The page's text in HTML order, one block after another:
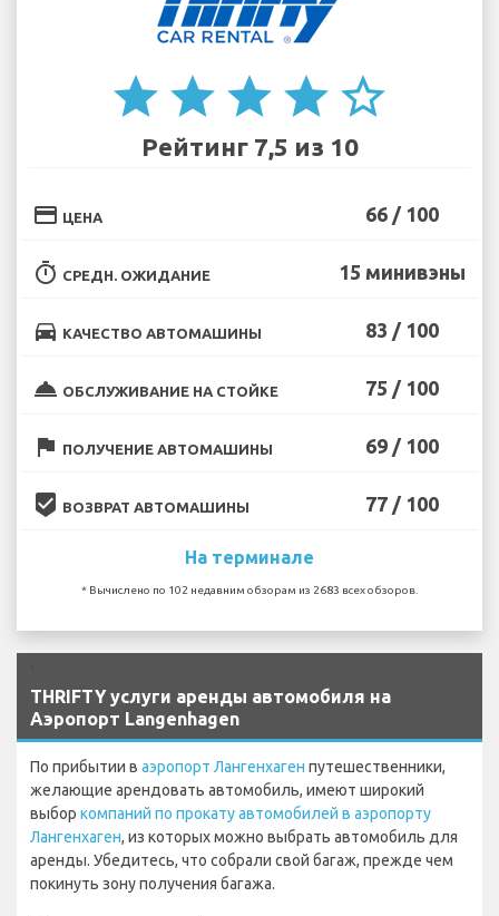
star star star star star_border
Рейтинг 7,5 из 10
credit_card ЦЕНА 66 / 100
timer СРЕДН. ОЖИДАНИЕ 15 минивэны
directions_car КАЧЕСТВО АВТОМАШИНЫ 83 / 100
room_service ОБСЛУЖИВАНИЕ НА СТОЙКЕ 75 / 100
flag ПОЛУЧЕНИЕ АВТОМАШИНЫ 69 / 100
beenhere ВОЗВРАТ АВТОМАШИНЫ 77 / 100
На терминале
* Вычислено по 102 недавним обзорам из 2683 всех обзоров.
THRIFTY услуги аренды автомобиля на
Аэропорт Langenhagen
По прибытии в аэропорт Лангенхаген путешественники,
желающие арендовать автомобиль, имеют широкий
выбор компаний по прокату автомобилей в аэропорту
Лангенхаген, из которых можно выбрать автомобиль для
аренды. Убедитесь, что собрали свой багаж, прежде чем
покинуть зону получения багажа.